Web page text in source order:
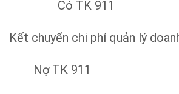
Có TK 911
Kết chuyển chi phí quản lý
Nợ TK 911